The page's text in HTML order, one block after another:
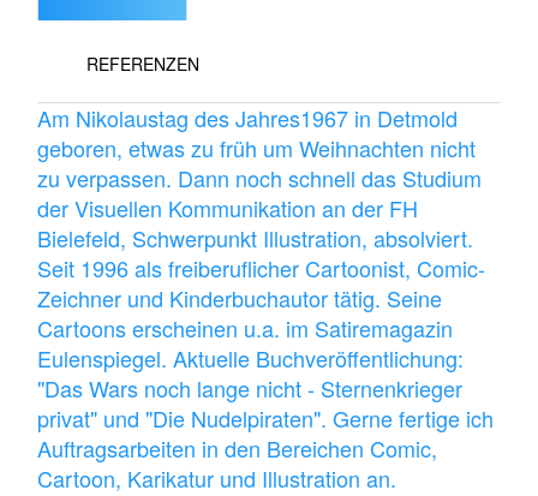
REFERENZEN
Am Nikolaustag des Jahres1967 in Detmold
geboren, etwas zu früh um Weihnachten nicht
zu verpassen. Dann noch schnell das Studium
der Visuellen Kommunikation an der FH
Bielefeld, Schwerpunkt Illustration, absolviert.
Seit 1996 als freiberuflicher Cartoonist, Comic-
Zeichner und Kinderbuchautor tätig. Seine
Cartoons erscheinen u.a. im Satiremagazin
Eulenspiegel. Aktuelle Buchveröffentlichung:
"Das Wars noch lange nicht - Sternenkrieger
privat" und "Die Nudelpiraten". Gerne fertige ich
Auftragsarbeiten in den Bereichen Comic,
Cartoon, Karikatur und Illustration an.